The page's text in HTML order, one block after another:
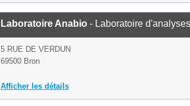
Laboratoire Anabio - Laboratoire
5 RUE DE VERDUN
69500 Bron
Afficher les détails